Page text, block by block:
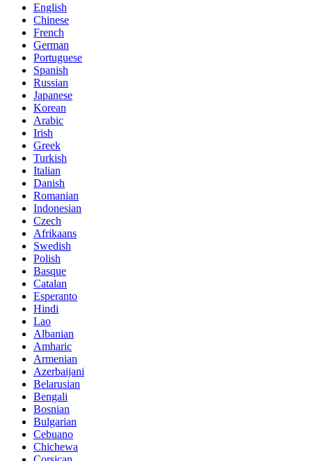
English
Chinese
French
German
Portuguese
Spanish
Russian
Japanese
Korean
Arabic
Irish
Greek
Turkish
Italian
Danish
Romanian
Indonesian
Czech
Afrikaans
Swedish
Polish
Basque
Catalan
Esperanto
Hindi
Lao
Albanian
Amharic
Armenian
Azerbaijani
Belarusian
Bengali
Bosnian
Bulgarian
Cebuano
Chichewa